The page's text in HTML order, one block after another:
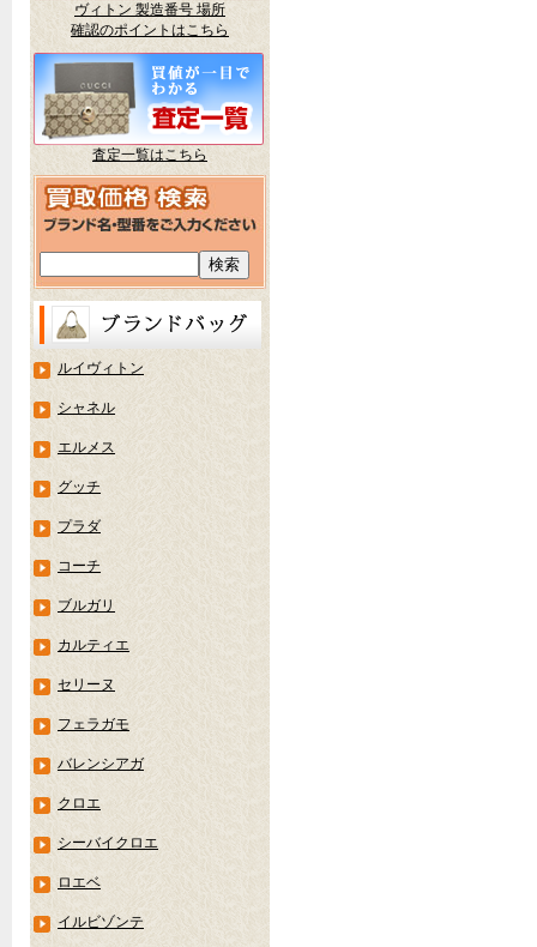
ヴィトン 製造番号 場所
確認のポイントはこちら
査定一覧はこちら
ルイヴィトン
シャネル
エルメス
グッチ
プラダ
コーチ
ブルガリ
カルティエ
セリーヌ
フェラガモ
バレンシアガ
クロエ
シーバイクロエ
ロエベ
イルビゾンテ